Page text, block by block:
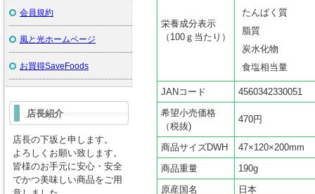
栄養成分表示
（100ｇ当たり）
たんぱく質
脂質
炭水化物
食塩相当量
JANコード
4560342330051
希望小売価格
（税抜)
470円
商品サイズDWH
47×120×200mm
商品重量
190g
原産国名
日本
会員規約
風と光ホームページ
お買得SaveFoods
店長紹介
店長の下坂と申します。
よろしくお願い致します。
皆様のお手元に安心・安全
でかつ美味しい商品をご用